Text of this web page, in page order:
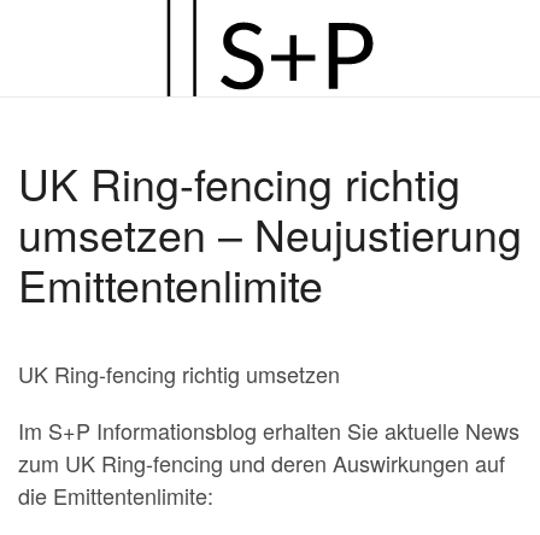
UK Ring-fencing richtig
umsetzen – Neujustierung
Emittentenlimite
UK Ring-fencing richtig umsetzen
Im S+P Informationsblog erhalten Sie aktuelle News
zum UK Ring-fencing und deren Auswirkungen auf
die Emittentenlimite: